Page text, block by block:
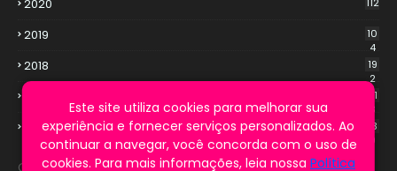
2020 112
2019
10
4
2018
19
2
21
3
2016
13
9
Este site utiliza cookies para melhorar sua
experiência e fornecer serviços personalizados. Ao
continuar a navegar, você concorda com o uso de
cookies. Para mais informações, leia nossa Política